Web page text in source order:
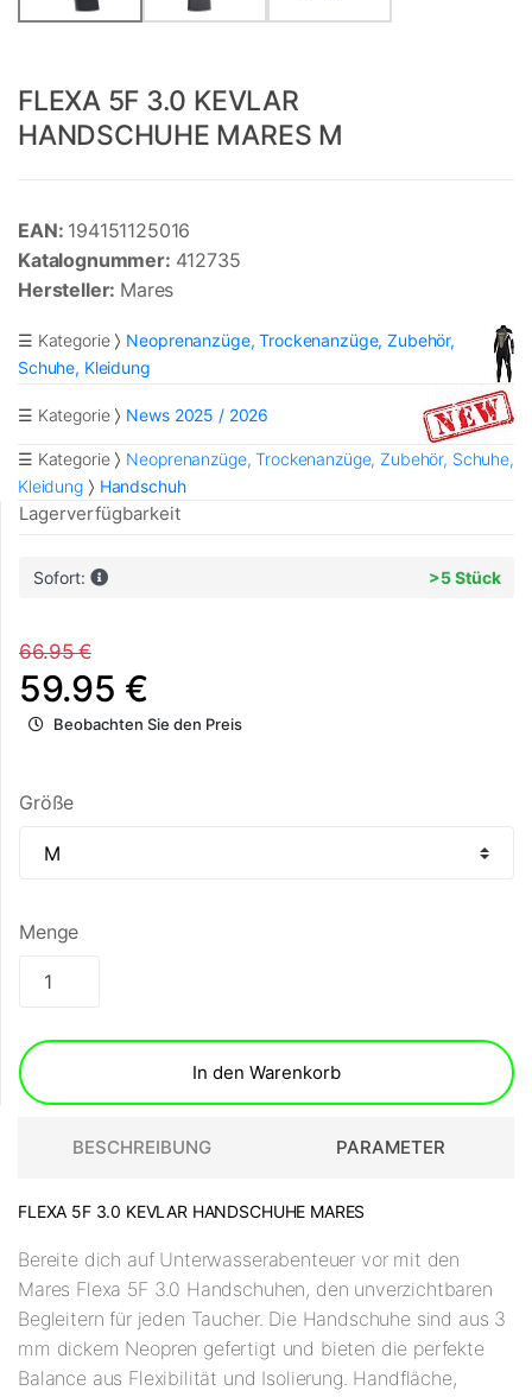
FLEXA 5F 3.0 KEVLAR
HANDSCHUHE MARES M
EAN: 194151125016
Katalognummer: 412735
Hersteller: Mares
☰ Kategorie
Neoprenanzüge, Trockenanzüge, Zubehör,
Schuhe, Kleidung
☰ Kategorie News 2025 / 2026
☰ Kategorie
Neoprenanzüge, Trockenanzüge, Zubehör, Schuhe,
Kleidung
Handschuh
Lagerverfügbarkeit
Sofort: >5 Stück
66.95 €
59.95 €
Beobachten Sie den Preis
Größe
Menge
In den Warenkorb
BESCHREIBUNG PARAMETER
FLEXA 5F 3.0 KEVLAR HANDSCHUHE MARES
Bereite dich auf Unterwasserabenteuer vor mit den
Mares Flexa 5F 3.0 Handschuhen, den unverzichtbaren
Begleitern für jeden Taucher. Die Handschuhe sind aus 3
mm dickem Neopren gefertigt und bieten die perfekte
Balance aus Flexibilität und Isolierung. Handfläche,